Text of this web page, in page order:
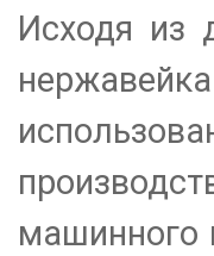
Исходя из
машинного